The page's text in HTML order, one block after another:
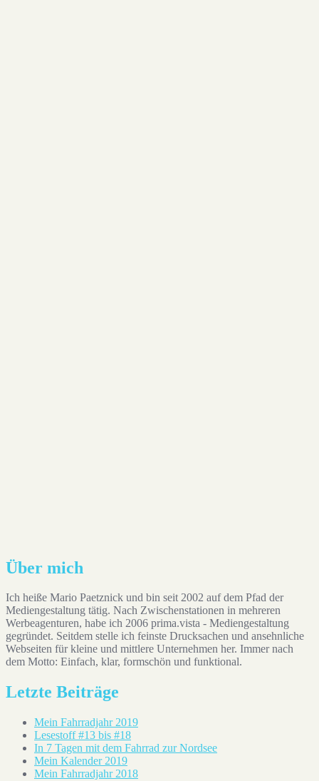
Über mich
Ich heiße Mario Paetznick und bin seit 2002 auf dem Pfad der
Mediengestaltung tätig. Nach Zwischenstationen in mehreren
Werbeagenturen, habe ich 2006 prima.vista - Mediengestaltung
gegründet. Seitdem stelle ich feinste Drucksachen und ansehnliche
Webseiten für kleine und mittlere Unternehmen her. Immer nach
dem Motto: Einfach, klar, formschön und funktional.
Letzte Beiträge
Mein Fahrradjahr 2019
Lesestoff #13 bis #18
In 7 Tagen mit dem Fahrrad zur Nordsee
Mein Kalender 2019
Mein Fahrradjahr 2018